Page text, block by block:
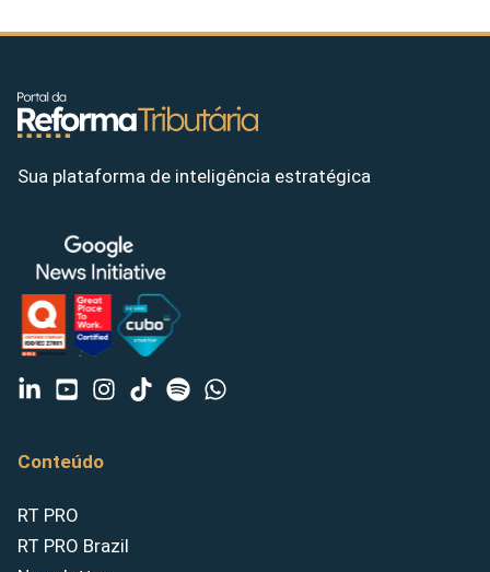
Sua plataforma de inteligência estratégica
Conteúdo
RT PRO
RT PRO Brazil